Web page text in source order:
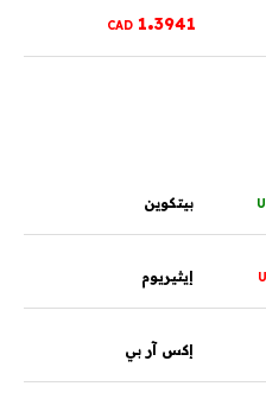
1.3941
CAD
بيتكوين
إيثيريوم
إكس آر بي